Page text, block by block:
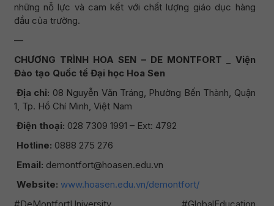
những nỗ lực và cam kết với chất lượng giáo dục hàng
đầu của trường.
—
CHƯƠNG TRÌNH HOA SEN – DE MONTFORT _ Viện
Đào tạo Quốc tế Đại học Hoa Sen
Địa chỉ: 08 Nguyễn Văn Tráng, Phường Bến Thành, Quận
1, Tp. Hồ Chí Minh, Việt Nam
Điện thoại: 028 7309 1991 – Ext: 4792
Hotline: 0888 275 276
Email: demontfort@hoasen.edu.vn
Website: www.hoasen.edu.vn/demontfort/
#DeMontfortUniversity #GlobalEducation